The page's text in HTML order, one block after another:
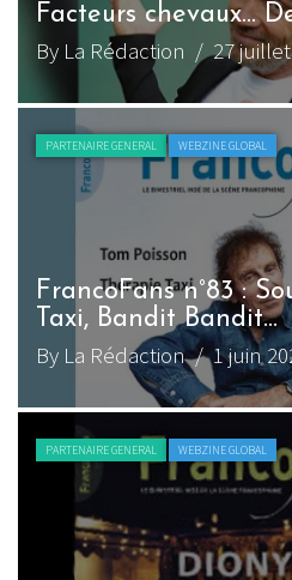
Facteurs chevaux…
By La Rédaction / 27 juillet
PARTENAIRE GENERAL WEBZINE GLOBAL
FrancoFans n°83 :
Taxi, Bandit Bandit…
By La Rédaction/ 1 juin
PARTENAIRE GENERAL WEBZINE GLOBAL